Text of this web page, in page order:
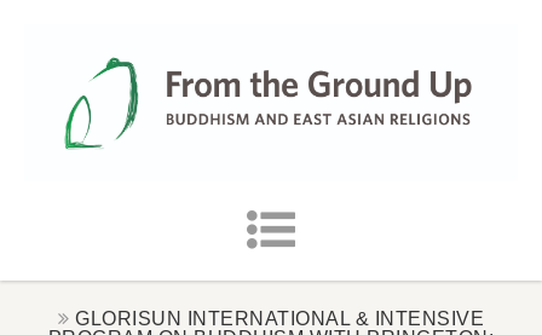
GLORISUN INTERNATIONAL & INTENSIVE